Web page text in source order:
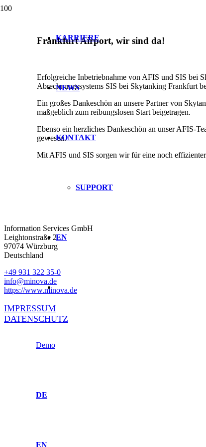
KARRIERE
NEWS
KONTAKT
SUPPORT
EN
Demo
DE
EN
Frankfurt Airport, wir sind da!
Erfolgreiche Inbetriebnahme von AFIS und SIS bei
Abrechnungssystems SIS bei Skytanking Frankfurt
Ein großes Dankeschön an unsere Partner von
maßgeblich zum reibungslosen Start beigetragen.
Ebenso ein herzliches Dankeschön an unser AFIS-
gewesen.
Mit AFIS und SIS sorgen wir für eine noch
Information Services GmbH
Leightonstraße 2
97074 Würzburg
Deutschland
+49 931 322 35-0
info@minova.de
https://www.minova.de
IMPRESSUM
DATENSCHUTZ